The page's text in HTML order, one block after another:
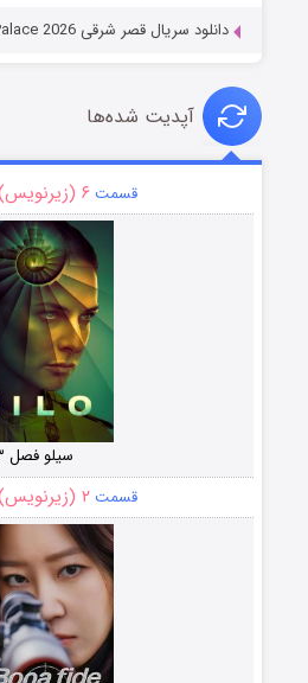
دانلود سریال قصر شرقی The East Palace 2026
آپدیت شده‌ها
قسمت ۶ (زیرنویس)
سیلو فصل ۳
قسمت ۲ (زیرنویس)